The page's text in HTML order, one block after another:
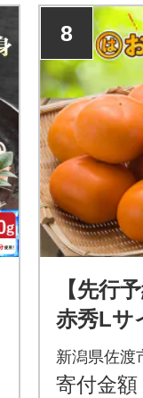
8
【先行
赤秀L
なし
新潟県佐渡
寄付金額